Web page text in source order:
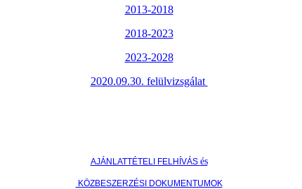
2013-2018
2018-2023
2023-2028
2020.09.30. felülvizsgálat
AJÁNLATTÉTELI FELHÍVÁS és
KÖZBESZERZÉSI DOKUMENTUMOK